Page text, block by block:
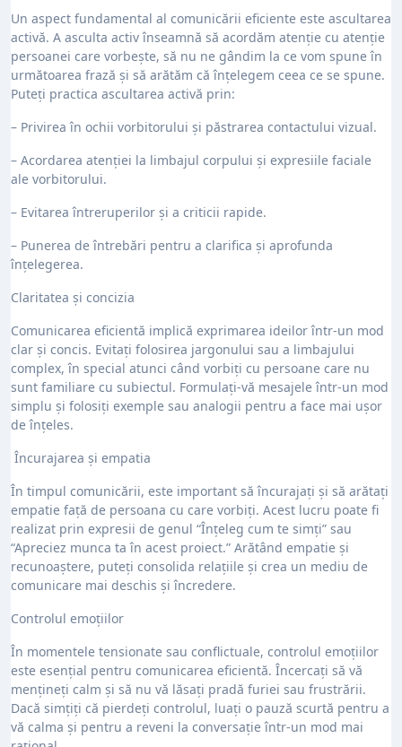
Un aspect fundamental al comunicării eficiente este ascultarea
activă. A asculta activ înseamnă să acordăm atenție cu atenție
persoanei care vorbește, să nu ne gândim la ce vom spune în
următoarea frază și să arătăm că înțelegem ceea ce se spune.
Puteți practica ascultarea activă prin:
– Privirea în ochii vorbitorului și păstrarea contactului vizual.
– Acordarea atenției la limbajul corpului și expresiile faciale
ale vorbitorului.
– Evitarea întreruperilor și a criticii rapide.
– Punerea de întrebări pentru a clarifica și aprofunda
înțelegerea.
Claritatea și concizia
Comunicarea eficientă implică exprimarea ideilor într-un mod
clar și concis. Evitați folosirea jargonului sau a limbajului
complex, în special atunci când vorbiți cu persoane care nu
sunt familiare cu subiectul. Formulați-vă mesajele într-un mod
simplu și folosiți exemple sau analogii pentru a face mai ușor
de înțeles.
Încurajarea și empatia
În timpul comunicării, este important să încurajați și să arătați
empatie față de persoana cu care vorbiți. Acest lucru poate fi
realizat prin expresii de genul “Înțeleg cum te simți” sau
“Apreciez munca ta în acest proiect.” Arătând empatie și
recunoaștere, puteți consolida relațiile și crea un mediu de
comunicare mai deschis și încredere.
Controlul emoțiilor
În momentele tensionate sau conflictuale, controlul emoțiilor
este esențial pentru comunicarea eficientă. Încercați să vă
mențineți calm și să nu vă lăsați pradă furiei sau frustrării.
Dacă simțiți că pierdeți controlul, luați o pauză scurtă pentru a
vă calma și pentru a reveni la conversație într-un mod mai